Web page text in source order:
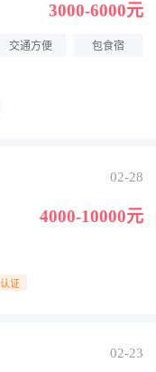
3000-6000元
交通方便 包食宿
02-28
4000-10000元
认证
02-23